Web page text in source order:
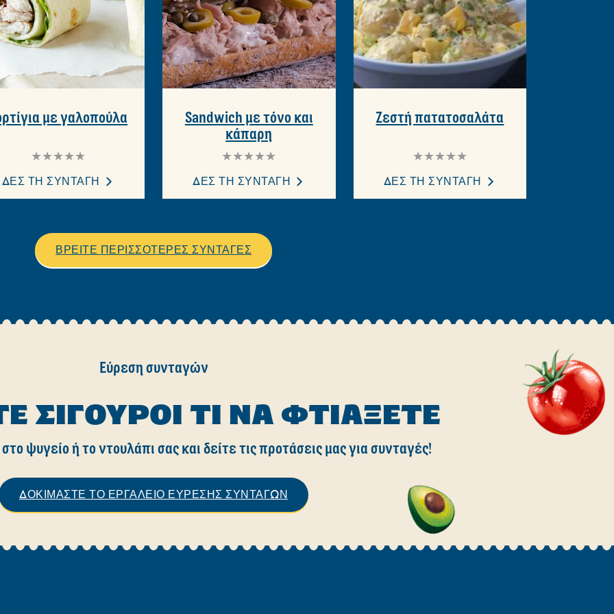
Δεν
αξιολογήσεις
για
αυτό
με γαλοπούλα
ΔΕΣ ΤΗ ΣΥΝΤΑΓΗ
Δεν
αξιολογήσεις
για
αυτό
Sandwich με τόνο και
κάπαρη
ΔΕΣ ΤΗ ΣΥΝΤΑΓΗ
Δεν
αξιολογήσεις
για
αυτό
Ζεστή πατατοσαλάτα
ΔΕΣ ΤΗ ΣΥΝΤΑΓΗ
ΒΡΕΙΤΕ ΠΕΡΙΣΣΟΤΕΡΕΣ ΣΥΝΤΑΓΕΣ
Εύρεση συνταγών
ΣΊΓΟΥΡΟΙ ΤΙ ΝΑ ΦΤΙΆΞΕΤΕ
ψυγείο ή το ντουλάπι σας και δείτε τις προτάσεις μας για συνταγές!
ΔΟΚΙΜΑΣΤΕ ΤΟ ΕΡΓΑΛΕΙΟ ΕΥΡΕΣΗΣ ΣΥΝΤΑΓΩΝ